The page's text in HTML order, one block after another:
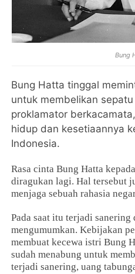
Bung
Bung Hatta tinggal
untuk membelikan
proklamator
hidup dan kesetiaannya
Indonesia.
Rasa cinta Bung Hatta
diragukan lagi. Hal tersebut
menjaga sebuah rahasia
Pada saat itu terjadi sanering
mengumumkan. Kebijakan
membuat kecewa istri Bung
sudah menabung untuk
terjadi sanering, uang